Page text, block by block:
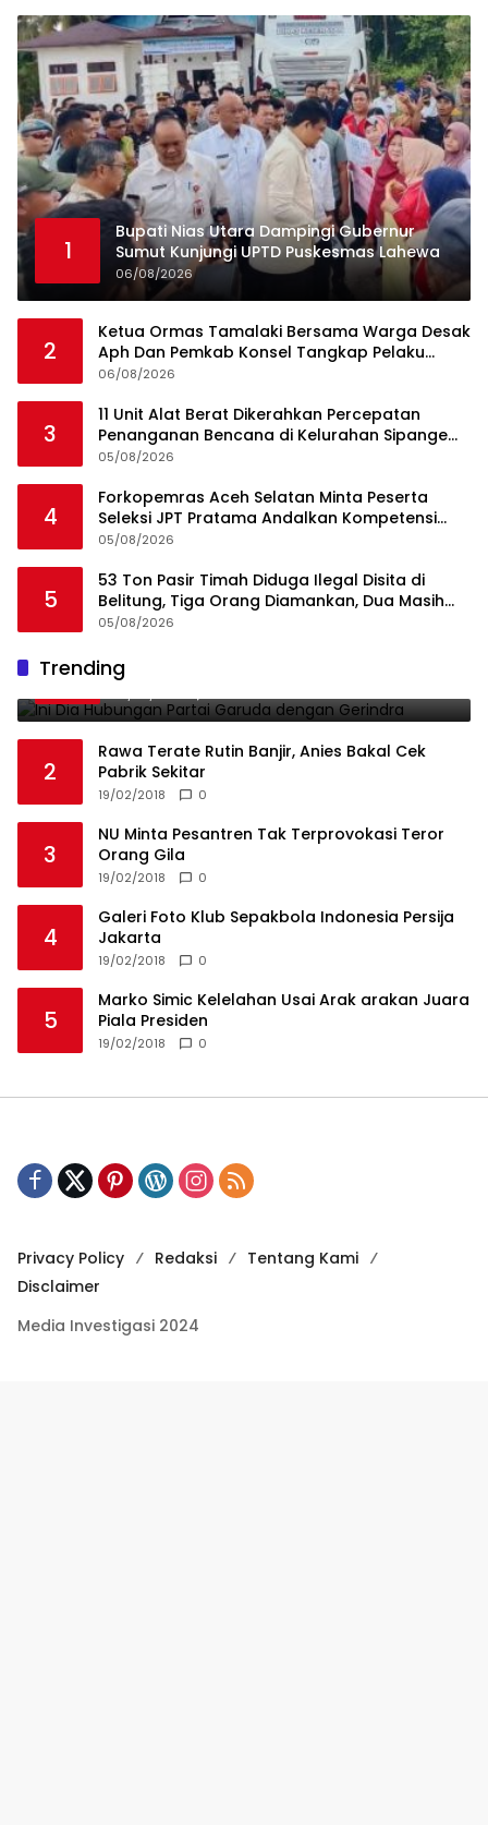
1
Bupati Nias Utara Dampingi Gubernur
Sumut Kunjungi UPTD Puskesmas Lahewa
06/08/2026
2
Ketua Ormas Tamalaki Bersama Warga Desak
Aph Dan Pemkab Konsel Tangkap Pelaku
Angkut Cangkang Sawit Overload, Truk PT KAP
06/08/2026
3
11 Unit Alat Berat Dikerahkan Percepatan
Penanganan Bencana di Kelurahan Sipange
Kecamatan Tukka
05/08/2026
4
Forkopemras Aceh Selatan Minta Peserta
Seleksi JPT Pratama Andalkan Kompetensi
dan Integritas, Bukan Kedekatan
05/08/2026
5
53 Ton Pasir Timah Diduga Ilegal Disita di
Belitung, Tiga Orang Diamankan, Dua Masih
Diburu
05/08/2026
Trending
1
Gerindra
2
Rawa Terate Rutin Banjir, Anies Bakal Cek
Pabrik Sekitar
19/02/2018 0
3
NU Minta Pesantren Tak Terprovokasi Teror
Orang Gila
19/02/2018 0
4
Galeri Foto Klub Sepakbola Indonesia Persija
Jakarta
19/02/2018 0
5
Marko Simic Kelelahan Usai Arak arakan Juara
Piala Presiden
19/02/2018 0
Privacy Policy Redaksi
Tentang Kami
Disclaimer
Media Investigasi 2024